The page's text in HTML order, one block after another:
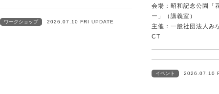
ワークショップ 2026.07.10 FRI UPDATE
会場：昭和記念公園「
ー」（講義室）
主催：一般社団法人み
CT
イベント 2026.07.10